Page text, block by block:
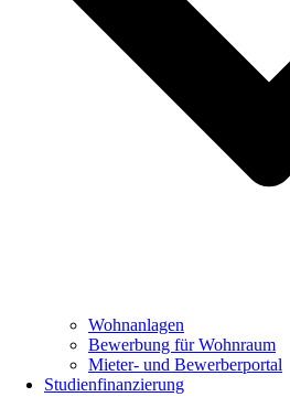
Wohnanlagen
Bewerbung für Wohnraum
Mieter- und Bewerberportal
Studienfinanzierung